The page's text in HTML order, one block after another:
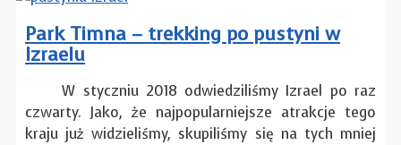
Park Timna – trekking po pustyni w
Izraelu
W styczniu 2018 odwiedziliśmy Izrael po raz
czwarty. Jako, że najpopularniejsze atrakcje tego
kraju już widzieliśmy, skupiliśmy się na tych mniej